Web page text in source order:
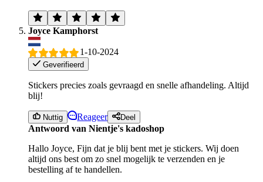
Joyce Kamphorst
1-10-2024
Geverifieerd
Stickers precies zoals gevraagd en snelle afhandeling. Altijd
blij!
Nuttig Reageer Deel
Antwoord van Nientje's kadoshop
Hallo Joyce, Fijn dat je blij bent met je stickers. Wij doen
altijd ons best om zo snel mogelijk te verzenden en je
bestelling af te handellen.